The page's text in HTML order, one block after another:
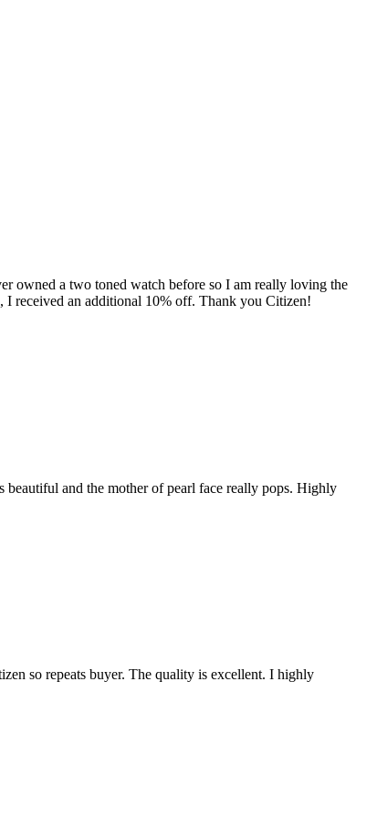
owned a two toned watch before so I am really loving the
received an additional 10% off. Thank you Citizen!
beautiful and the mother of pearl face really pops. Highly
so repeats buyer. The quality is excellent. I highly